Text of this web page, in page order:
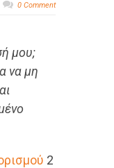
0 Comment
μου;
να μη
2